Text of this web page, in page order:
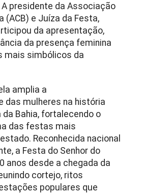
A presidente da Associação
(ACB) e Juíza da Festa,
da apresentação,
da presença feminina
mais simbólicos da
amplia a
das mulheres na história
Bahia, fortalecendo o
das festas mais
Reconhecida nacional
a Festa do Senhor do
anos desde a chegada da
cortejo, ritos
populares que